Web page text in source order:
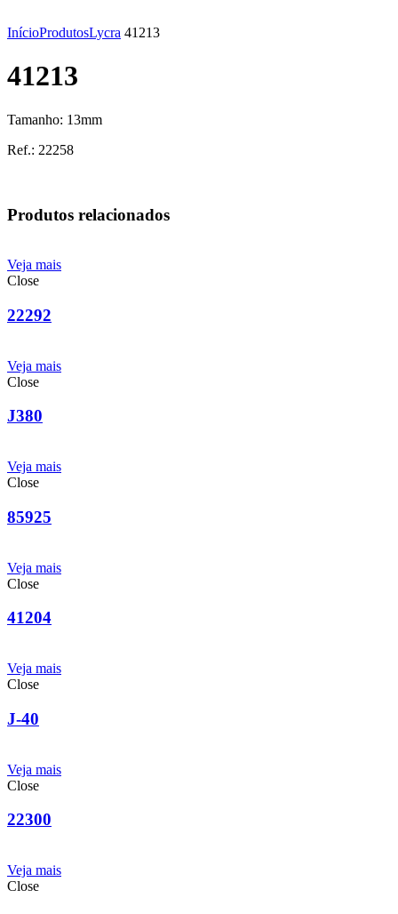
InícioProdutosLycra 41213
41213
Tamanho: 13mm
Ref.: 22258
Produtos relacionados
Veja mais
Close
22292
Veja mais
Close
J380
Veja mais
Close
85925
Veja mais
Close
41204
Veja mais
Close
J-40
Veja mais
Close
22300
Veja mais
Close